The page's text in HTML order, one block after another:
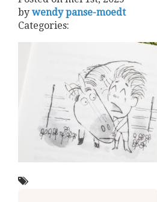
by wendy panse-moedt
Categories: